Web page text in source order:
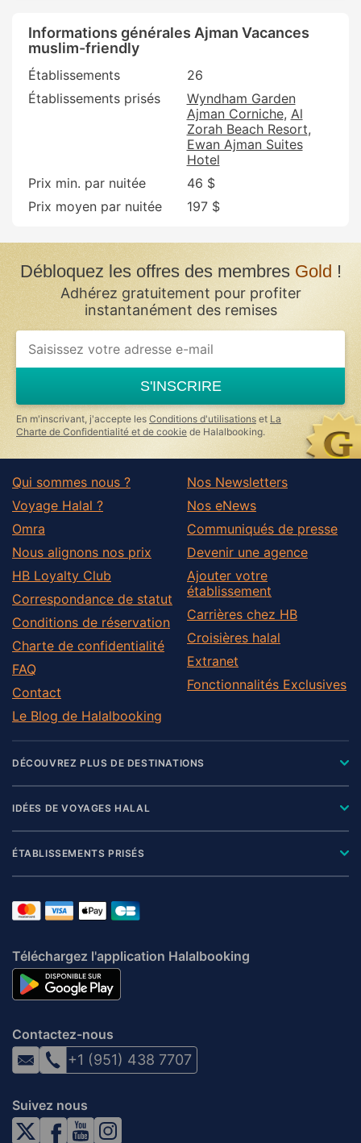
Informations générales Ajman Vacances
muslim-friendly
Établissements
26
Établissements prisés
Wyndham Garden
Ajman Corniche Al
Zorah Beach Resort
Ewan Ajman Suites
Hotel
Prix min. par nuitée
46 $
Prix moyen par nuitée
197 $
Débloquez les offres des membres Gold !
Adhérez gratuitement pour profiter
instantanément des remises
S'INSCRIRE
En m'inscrivant, j'accepte les Conditions d'utilisations et La
Charte de Confidentialité et de cookie de Halalbooking.
Qui sommes nous ?
Voyage Halal ?
Omra
Nous alignons nos prix
HB Loyalty Club
Correspondance de statut
Conditions de réservation
Charte de confidentialité
FAQ
Contact
Le Blog de Halalbooking
Nos Newsletters
Nos eNews
Communiqués de presse
Devenir une agence
Ajouter votre
établissement
Carrières chez HB
Croisières halal
Extranet
Fonctionnalités Exclusives
DÉCOUVREZ PLUS DE DESTINATIONS
IDÉES DE VOYAGES HALAL
ÉTABLISSEMENTS PRISÉS
Téléchargez l'application Halalbooking
Contactez-nous
+1 (951) 438 7707
Suivez nous